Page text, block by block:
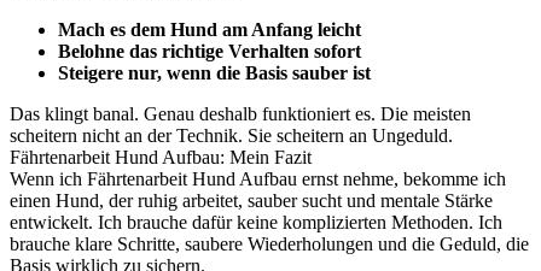
Mach es dem Hund am Anfang leicht
Belohne das richtige Verhalten sofort
Steigere nur, wenn die Basis sauber ist
Das klingt banal. Genau deshalb funktioniert es. Die meisten
scheitern nicht an der Technik. Sie scheitern an Ungeduld.
Fährtenarbeit Hund Aufbau: Mein Fazit
Wenn ich Fährtenarbeit Hund Aufbau ernst nehme, bekomme ich
einen Hund, der ruhig arbeitet, sauber sucht und mentale Stärke
entwickelt. Ich brauche dafür keine komplizierten Methoden. Ich
brauche klare Schritte, saubere Wiederholungen und die Geduld, die
Basis wirklich zu sichern.